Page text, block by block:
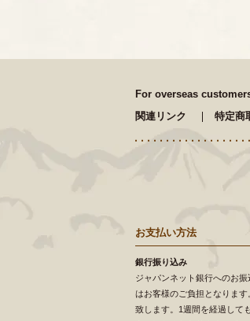
For overseas
関連リンク
特定商
お支払い方法
銀行振り込み
ジャパンネット銀行へのお
はお客様のご負担となりま
致します。1週間を経過して